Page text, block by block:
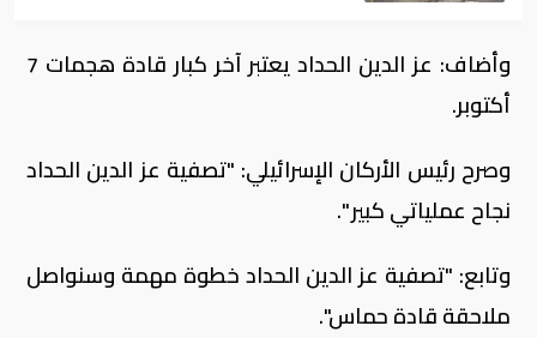
وأضاف: عز الدين الحداد يعتبر آخر كبار قادة هجمات 7
أكتوبر.
وصرح رئيس الأركان الإسرائيلي: "تصفية عز الدين الحداد
نجاح عملياتي كبير ".
وتابع: "تصفية عز الدين الحداد خطوة مهمة وسنواصل
ملاحقة قادة حماس".